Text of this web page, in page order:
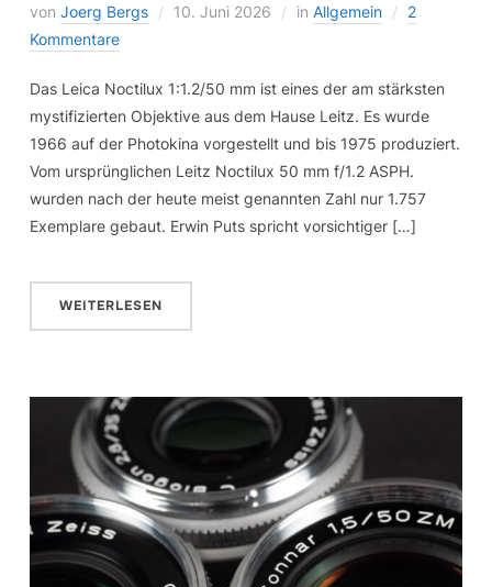
von Joerg Bergs 10. Juni 2026 in Allgemein
2
Kommentare
Das Leica Noctilux 1:1.2/50 mm ist eines der am stärksten
mystifizierten Objektive aus dem Hause Leitz. Es wurde
1966 auf der Photokina vorgestellt und bis 1975 produziert.
Vom ursprünglichen Leitz Noctilux 50 mm f/1.2 ASPH.
wurden nach der heute meist genannten Zahl nur 1.757
Exemplare gebaut. Erwin Puts spricht vorsichtiger […]
WEITERLESEN